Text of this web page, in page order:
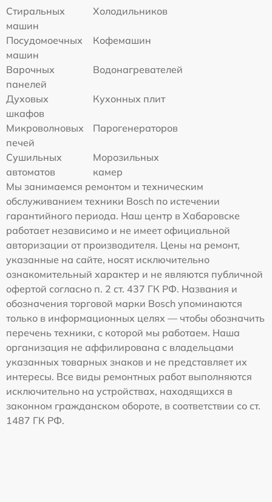
Стиральных
машин
Холодильников
Посудомоечных
машин
Кофемашин
Варочных
панелей
Водонагревателей
Духовых
шкафов
Кухонных плит
Микроволновых
печей
Парогенераторов
Сушильных
автоматов
Морозильных
камер
Мы занимаемся ремонтом и техническим
обслуживанием техники Bosch по истечении
гарантийного периода. Наш центр в Хабаровске
работает независимо и не имеет официальной
авторизации от производителя. Цены на ремонт,
указанные на сайте, носят исключительно
ознакомительный характер и не являются публичной
офертой согласно п. 2 ст. 437 ГК РФ. Названия и
обозначения торговой марки Bosch упоминаются
только в информационных целях — чтобы обозначить
перечень техники, с которой мы работаем. Наша
организация не аффилирована с владельцами
указанных товарных знаков и не представляет их
интересы. Все виды ремонтных работ выполняются
исключительно на устройствах, находящихся в
законном гражданском обороте, в соответствии со ст.
1487 ГК РФ.